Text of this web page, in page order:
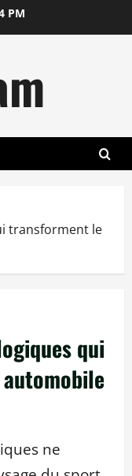
PM
transforment le
qui
ne